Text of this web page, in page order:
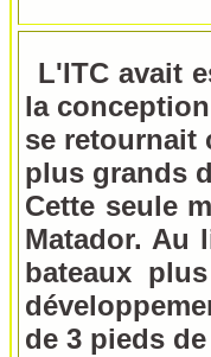
L'ITC avait
la
se retournait
plus grands
Cette seule
Matador. Au
bateaux
de 3 pieds